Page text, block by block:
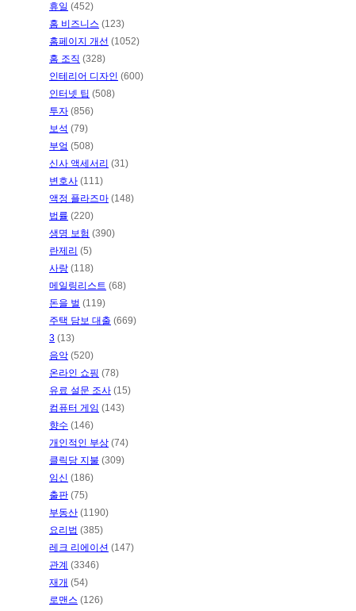
휴일 (452)
홈 비즈니스 (123)
홈페이지 개선 (1052)
홈 조직 (328)
인테리어 디자인 (600)
인터넷 팁 (508)
투자 (856)
보석 (79)
부엌 (508)
신사 액세서리 (31)
변호사 (111)
액정 플라즈마 (148)
법률 (220)
생명 보험 (390)
란제리 (5)
사랑 (118)
메일링리스트 (68)
돈을 벌 (119)
주택 담보 대출 (669)
3 (13)
음악 (520)
온라인 쇼핑 (78)
유료 설문 조사 (15)
컴퓨터 게임 (143)
향수 (146)
개인적인 부상 (74)
클릭당 지불 (309)
임신 (186)
출판 (75)
부동산 (1190)
요리법 (385)
레크 리에이션 (147)
관계 (3346)
재개 (54)
로맨스 (126)